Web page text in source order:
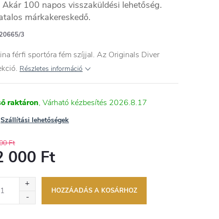
Akár 100 napos visszaküldési lehetőség.
márkakereskedő.
3
férfi sportóra fém szíjjal. Az Originals Diver
Részletes információ
raktáron 2026.8.17
Szállítási lehetőségek
Ft
000 Ft
HOZZÁADÁS A KOSÁRHOZ